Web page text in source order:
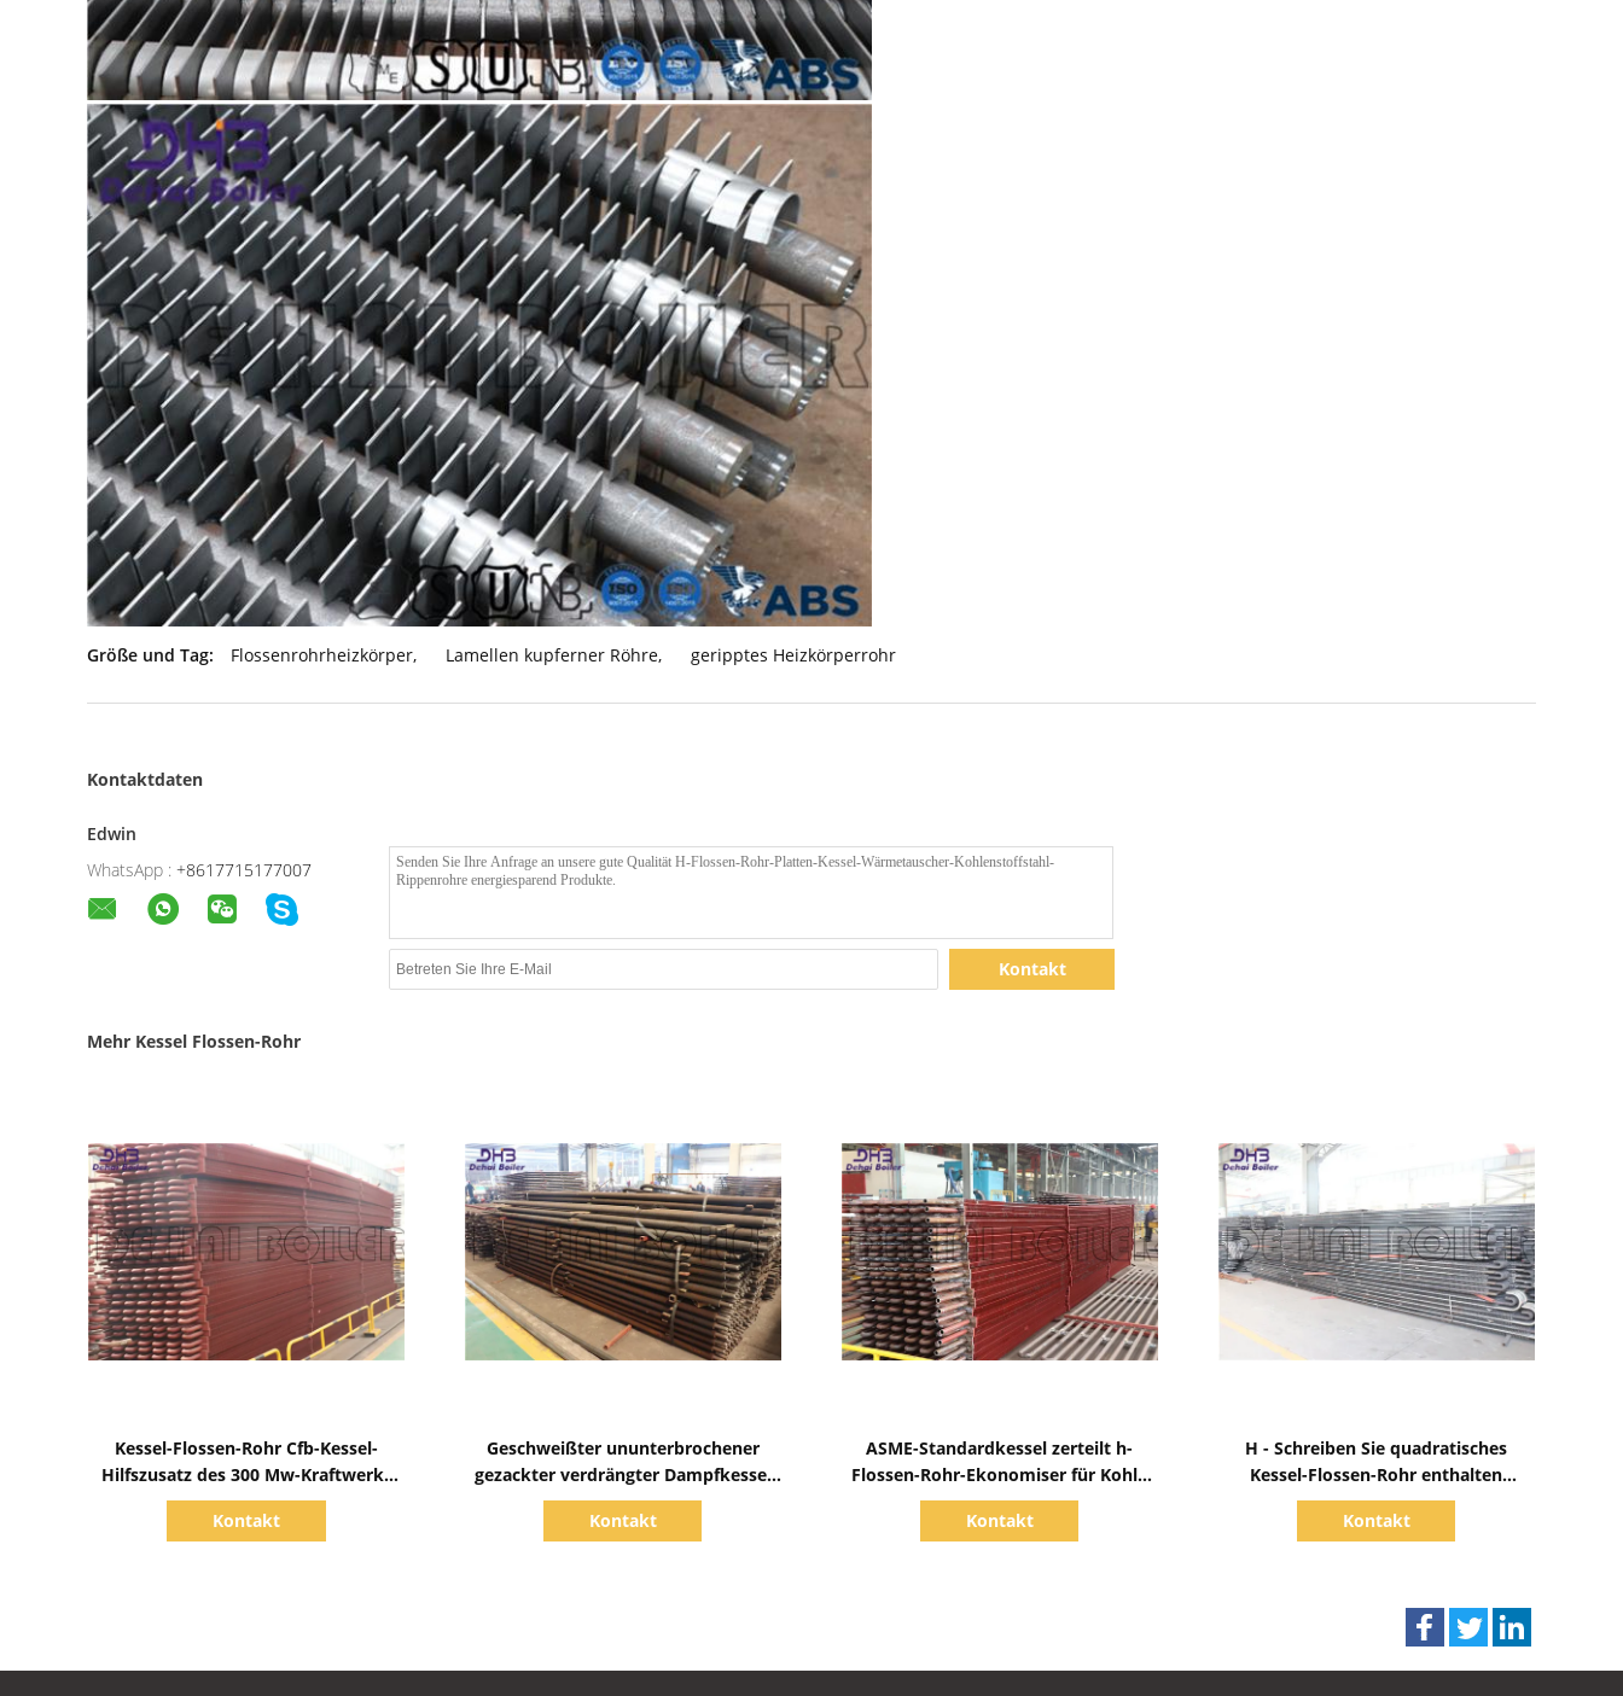
Größe und Tag: Flossenrohrheizkörper, Lamellen kupferner Röhre, geripptes Heizkörperrohr
Kontaktdaten
Edwin
WhatsApp : +8617715177007
Kontakt
Mehr Kessel Flossen-Rohr
Kessel-Flossen-Rohr Cfb-Kessel-
Hilfszusatz des 300 Mw-Kraftwerk-
Doppelt-H
Kontakt
Geschweißter ununterbrochener
gezackter verdrängter Dampfkessel
zerteilt Ekonomiser-Flossen-Rohr
Kontakt
ASME-Standardkessel zerteilt h-
Flossen-Rohr-Ekonomiser für Kohle
abgefeuerten Dampfkessel
Kontakt
H - Schreiben Sie quadratisches
Kessel-Flossen-Rohr enthalten
Ekonomiser für Kessel-Ersatzteile
Kontakt